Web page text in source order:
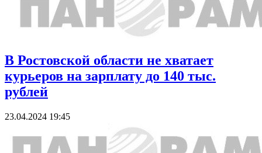
В Ростовской области не хватает
курьеров на зарплату до 140 тыс.
рублей
23.04.2024 19:45